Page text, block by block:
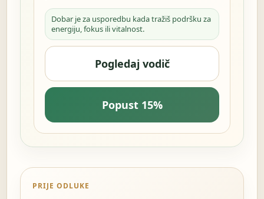
Dobar je za usporedbu kada tražiš podršku za
energiju, fokus ili vitalnost.
Pogledaj vodič
Popust 15%
PRIJE ODLUKE